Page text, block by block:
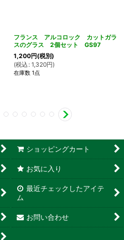
フランス アルコロック カットガラ
スのグラス 2個セット GS97
1,200円(税別)
(税込 : 1,320円)
在庫数 1点
ショッピングカート
お気に入り
最近チェックしたアイテ
ム
お問い合わせ